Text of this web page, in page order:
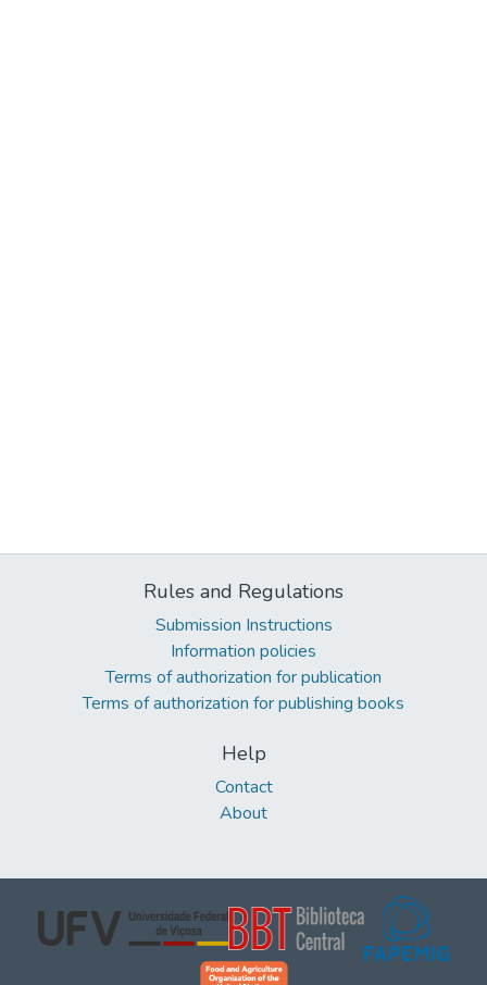
Rules and Regulations
Submission Instructions
Information policies
Terms of authorization for publication
Terms of authorization for publishing books
Help
Contact
About